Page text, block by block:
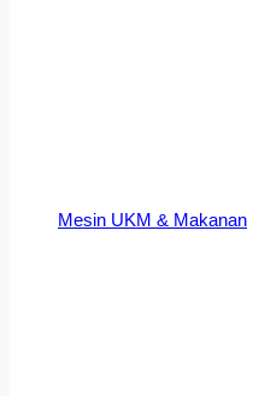
Mesin UKM & Makanan